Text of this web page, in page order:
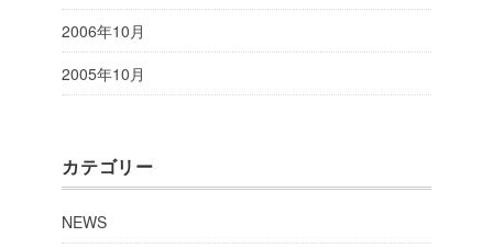
2006年10月
2005年10月
カテゴリー
NEWS